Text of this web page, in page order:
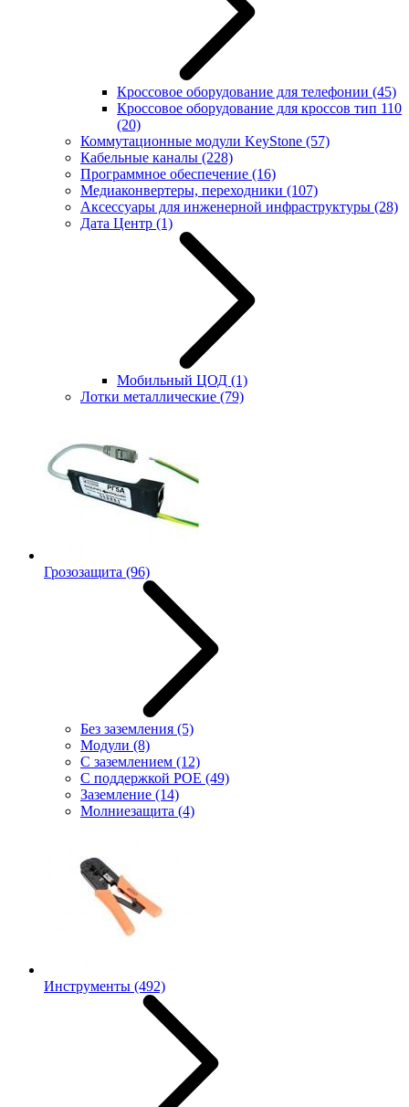
Кроссовое оборудование для телефонии (45)
Кроссовое оборудование для кроссов тип 110
(20)
Коммутационные модули KeyStone (57)
Кабельные каналы (228)
Программное обеспечение (16)
Медиаконвертеры, переходники (107)
Аксессуары для инженерной инфраструктуры (28)
Дата Центр (1)
Мобильный ЦОД (1)
Лотки металлические (79)
Грозозащита (96)
Без заземления (5)
Модули (8)
С заземлением (12)
С поддержкой POE (49)
Заземление (14)
Молниезащита (4)
Инструменты (492)